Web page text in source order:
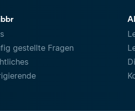
gestellte Fragen